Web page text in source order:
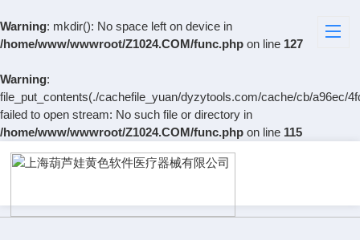
Warning: mkdir(): No space left on device in
/home/www/wwwroot/Z1024.COM/func.php on line 127
Warning:
file_put_contents(./cachefile_yuan/dyzytools.com/cache/cb/a96ec/
failed to open stream: No such file or directory in
/home/www/wwwroot/Z1024.COM/func.php on line 115